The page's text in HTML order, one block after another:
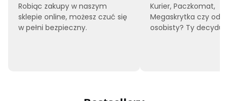
Robiąc zakupy w naszym
sklepie online, możesz czuć się
w pełni bezpieczny.
Kurier, Paczkomat,
Megaskrytka czy
osobisty? Ty